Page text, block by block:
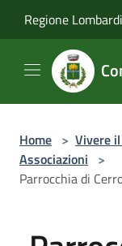
Regione
Home > Vivere
Associazioni >
Parrocchia di